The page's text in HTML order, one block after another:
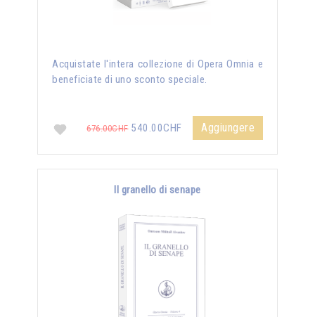
Acquistate l'intera collezione di Opera Omnia e
beneficiate di uno sconto speciale.
676.00CHF540.00CHF Aggiungere
Il granello di senape